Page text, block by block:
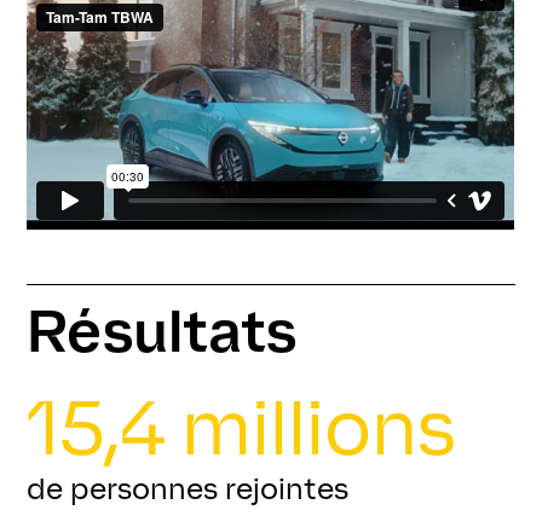
Résultats
15,4 millions
de personnes rejointes